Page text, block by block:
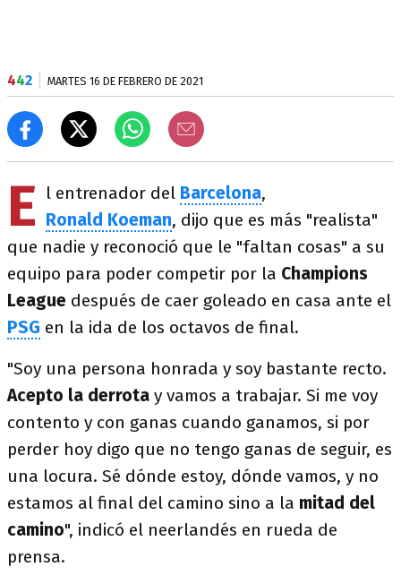
442 MARTES 16 DE FEBRERO DE 2021
E l entrenador del Barcelona,
Ronald Koeman, dijo que es más "realista"
que nadie y reconoció que le "faltan cosas" a su
equipo para poder competir por la Champions
League después de caer goleado en casa ante el
PSG en la ida de los octavos de final.
"Soy una persona honrada y soy bastante recto.
Acepto la derrota y vamos a trabajar. Si me voy
contento y con ganas cuando ganamos, si por
perder hoy digo que no tengo ganas de seguir, es
una locura. Sé dónde estoy, dónde vamos, y no
estamos al final del camino sino a la mitad del
camino", indicó el neerlandés en rueda de
prensa.